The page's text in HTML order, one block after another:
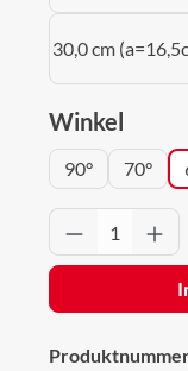
30,0 cm
Winkel
90° 70°
Produkt